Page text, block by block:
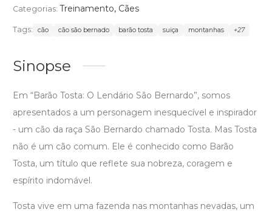
Categorias: Treinamento, Cães
Tags: cão cão são bernado barão tosta suiça montanhas +27
Sinopse
Em “Barão Tosta: O Lendário São Bernardo”, somos
apresentados a um personagem inesquecível e inspirador
- um cão da raça São Bernardo chamado Tosta. Mas Tosta
não é um cão comum. Ele é conhecido como Barão
Tosta, um título que reflete sua nobreza, coragem e
espírito indomável.
Tosta vive em uma fazenda nas montanhas nevadas, um